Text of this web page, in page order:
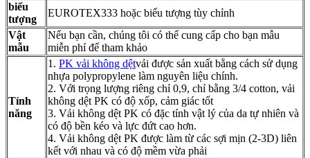
biểu
tượng
EUROTEX333 hoặc biểu tượng tùy chỉnh
Vật
mẫu
Nếu bạn cần, chúng tôi có thể cung cấp cho bạn mẫu
miễn phí để tham khảo
Tính
năng
1. PK vải không dệtvải được sản xuất bằng cách sử dụng
nhựa polypropylene làm nguyên liệu chính.
2. Với trọng lượng riêng chỉ 0,9, chỉ bằng 3/4 cotton, vải
không dệt PK có độ xốp, cảm giác tốt
3. Vải không dệt PK có đặc tính vật lý của da tự nhiên và
có độ bền kéo và lực đứt cao hơn.
4. Vải không dệt PK được làm từ các sợi mịn (2-3D) liên
kết với nhau và có độ mềm vừa phải